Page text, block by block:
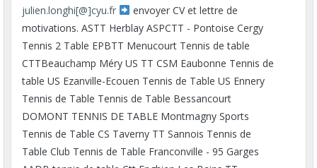
julien.longhi[@]cyu.fr
envoyer CV et lettre de
motivations. ASTT Herblay ASPCTT - Pontoise Cergy
Tennis 2 Table EPBTT Menucourt Tennis de table
CTTBeauchamp Méry US TT CSM Eaubonne Tennis de
table US Ezanville-Ecouen Tennis de Table US Ennery
Tennis de Table Tennis de Table Bessancourt
DOMONT TENNIS DE TABLE Montmagny Sports
Tennis de Table CS Taverny TT Sannois Tennis de
Table Club Tennis de Table Franconville - 95 Garges